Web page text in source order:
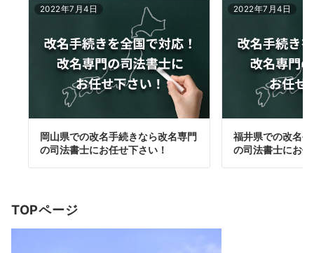
2022年7月4日
岡山県での改名手続きなら改名専門
の司法書士にお任せ下さい！
2022年7月4日
福井県での改名
の司法書士にお
TOPページ